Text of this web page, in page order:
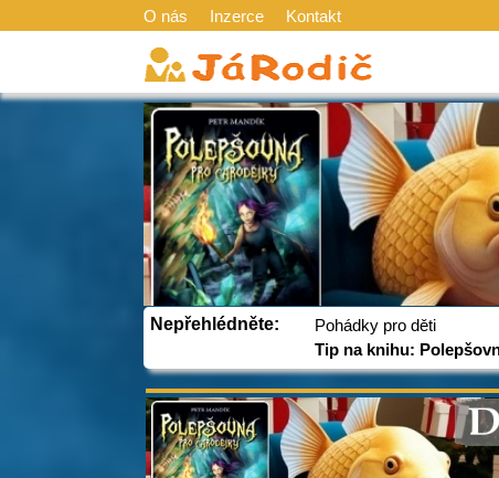
O nás Inzerce Kontakt
Nepřehlédněte:
Pohádky pro děti
Tip na knihu: